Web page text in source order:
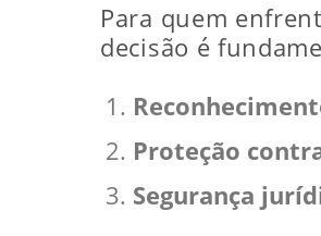
Para quem
decisão é
Proteção
Segurança